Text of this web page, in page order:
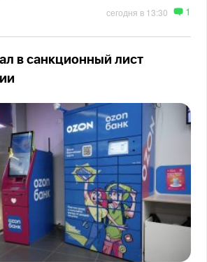
сегодня в 13:30 1
в санкционный лист